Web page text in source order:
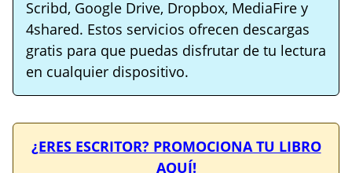
Scribd, Google Drive, Dropbox, MediaFire y
4shared. Estos servicios ofrecen descargas
gratis para que puedas disfrutar de tu lectura
en cualquier dispositivo.
¿ERES ESCRITOR? PROMOCIONA TU LIBRO
AQUÍ!